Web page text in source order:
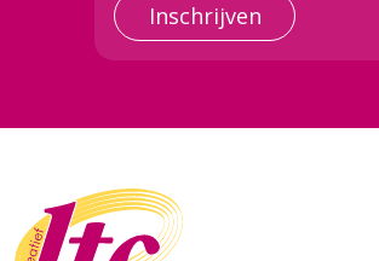
Inschrijven